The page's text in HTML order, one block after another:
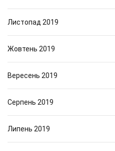
Листопад 2019
Жовтень 2019
Вересень 2019
Серпень 2019
Липень 2019